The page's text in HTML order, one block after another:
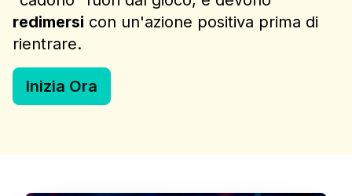
redimersi con un'azione positiva prima di
rientrare.
Inizia Ora